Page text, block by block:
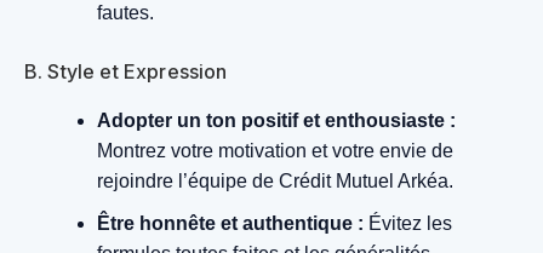
fautes.
B. Style et Expression
Adopter un ton positif et enthousiaste :
Montrez votre motivation et votre envie de
rejoindre l’équipe de Crédit Mutuel Arkéa.
Être honnête et authentique : Évitez les